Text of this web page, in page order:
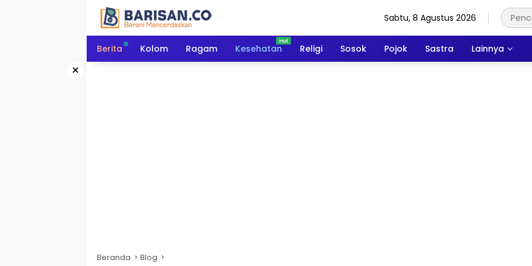
Sabtu, 8 Agustus 2026
Berita Kolom Ragam Kesehatan Religi Sosok Pojok Sastra Lainnya
×
Beranda Blog